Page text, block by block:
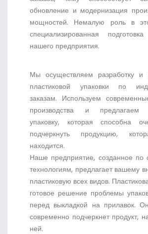
обновление и модернизация
мощностей. Немалую роль в
специализированная
нашего предприятия.
Мы осуществляем разработку и
пластиковой упаковки по
заказам. Используем
производства и предлагаем
упаковку, которая способна
подчеркнуть продукцию,
находится.
Наше предприятие, созданное по
технологиям, предлагает вашему
пластиковую всех видов.
готовое решение проблемы
перед выкладкой на прилавок.
современно подчеркнет продукт,
ней.